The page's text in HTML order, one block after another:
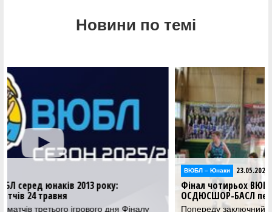
Новини по темі
Фінал чотирьох ВЮБЛ серед юнаків 2013 року:
ОСДЮСШОР-БАСЛ переміг вдруге
Попереду заключний ігровий день